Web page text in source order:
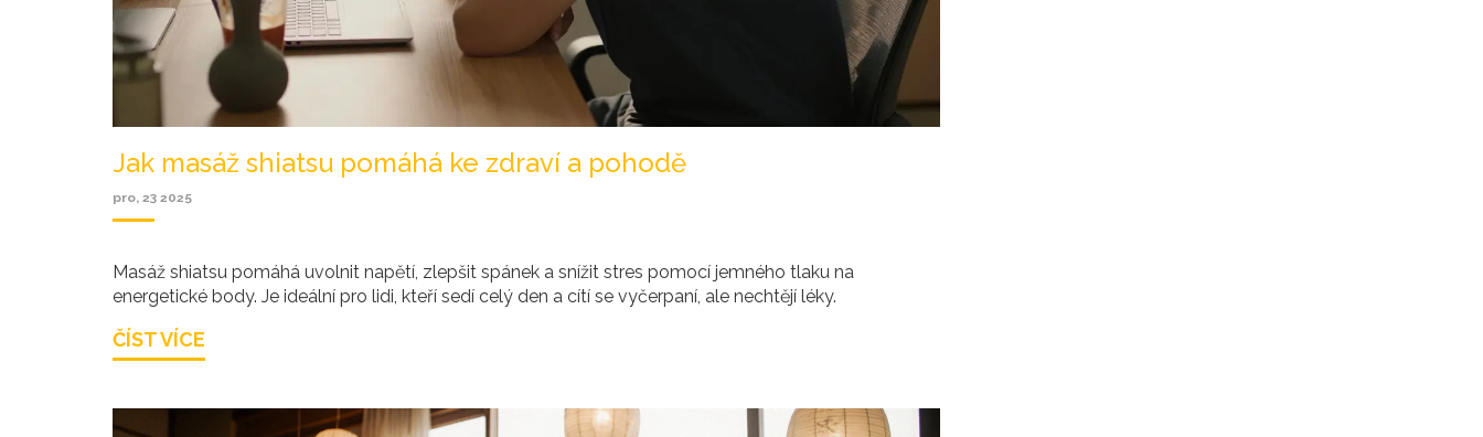
Jak masáž shiatsu pomáhá ke zdraví a pohodě
pro, 23 2025
Masáž shiatsu pomáhá uvolnit napětí, zlepšit spánek a snížit stres pomocí jemného tlaku na
energetické body. Je ideální pro lidi, kteří sedí celý den a cítí se vyčerpaní, ale nechtějí léky.
ČÍST VÍCE